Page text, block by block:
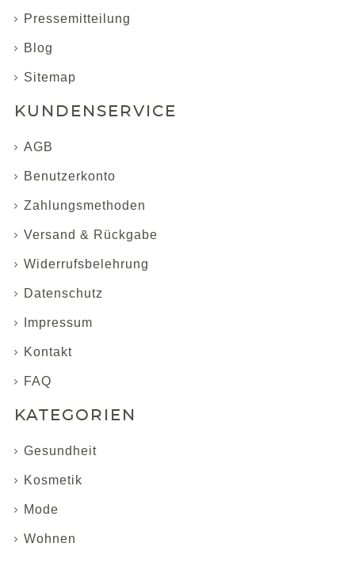
Pressemitteilung
Blog
Sitemap
KUNDENSERVICE
AGB
Benutzerkonto
Zahlungsmethoden
Versand & Rückgabe
Widerrufsbelehrung
Datenschutz
Impressum
Kontakt
FAQ
KATEGORIEN
Gesundheit
Kosmetik
Mode
Wohnen